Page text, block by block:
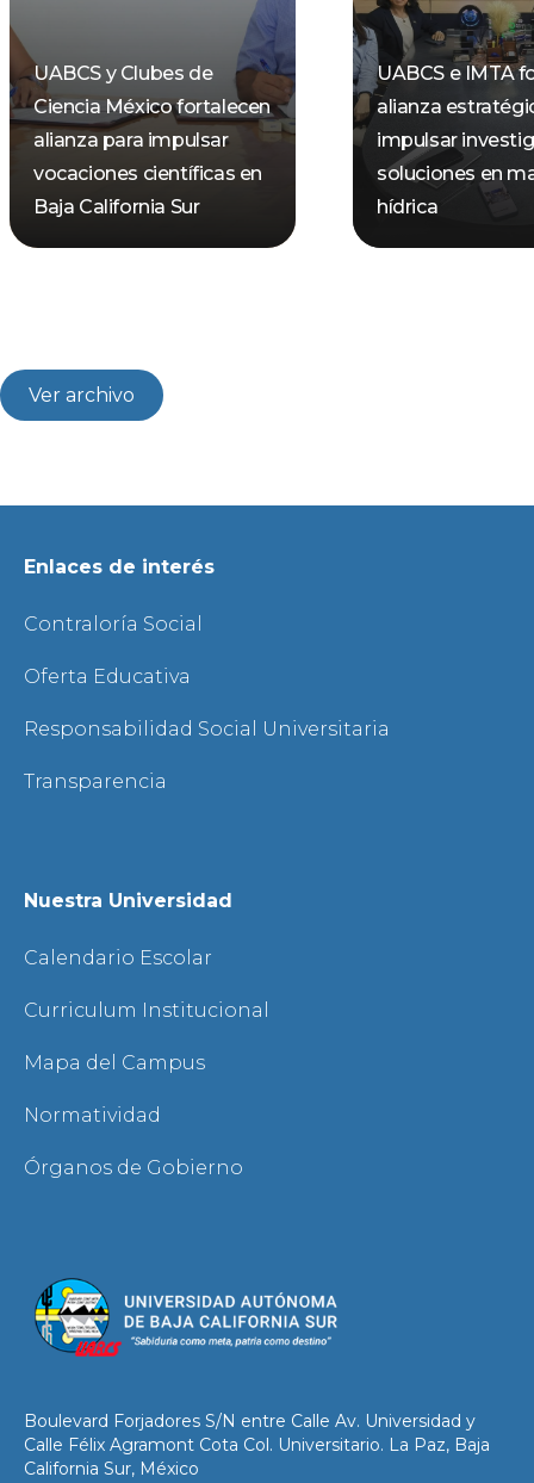
UABCS y Clubes de
Ciencia México fortalecen
alianza para impulsar
vocaciones científicas en
Baja California Sur
UABCS e IMTA
alianza
impulsar
soluciones en
hídrica
Ver archivo
Enlaces de interés
Contraloría Social
Oferta Educativa
Responsabilidad Social Universitaria
Transparencia
Nuestra Universidad
Calendario Escolar
Curriculum Institucional
Mapa del Campus
Normatividad
Órganos de Gobierno
Boulevard Forjadores S/N entre Calle Av. Universidad y
Calle Félix Agramont Cota Col. Universitario. La Paz, Baja
California Sur, México